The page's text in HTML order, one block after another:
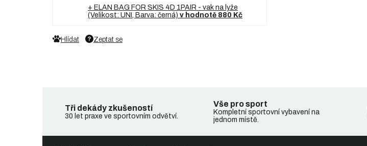
+ ELAN BAG FOR SKIS 4D 1PAIR - vak na lyže
(Velikost: UNI, Barva: černá) v hodnotě 880 Kč
Zeptat se
Hlídat
Tři dekády zkušeností
30 let praxe ve sportovním odvětví.
Vše pro sport
Kompletní sportovní vybavení na
jednom místě.